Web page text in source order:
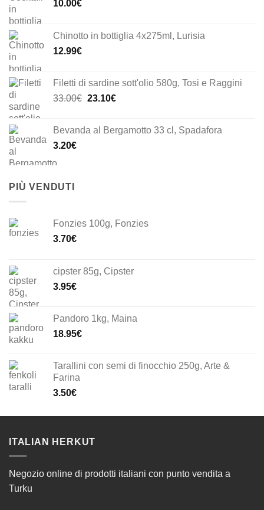
10.00€
Chinotto in bottiglia 4x275ml, Lurisia
12.99€
Filetti di sardine sott'olio 580g, Tosi e Raggini
33.00€ Il
era:
23.10€Il
è:
Bevanda al Bergamotto 33 cl, Spadafora
3.20€
PIÙ VENDUTI
Fonzies 100g, Fonzies
3.70€
cipster 85g, Cipster
3.95€
Pandoro 1kg, Maina
18.95€
Tarallini con semi di finocchio 250g, Arte &
Farina
3.50€
ITALIAN HERKUT
Negozio online di prodotti italiani con punto vendita a
Turku